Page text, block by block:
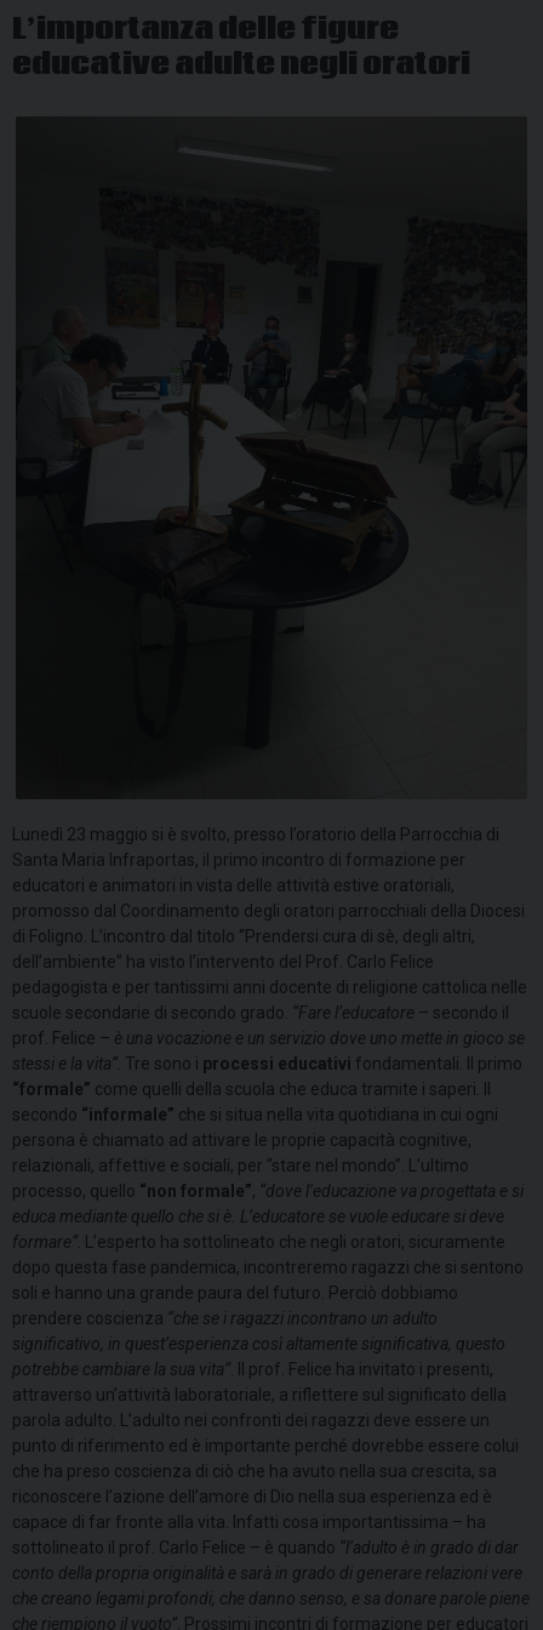
L’importanza delle figure
educative adulte negli oratori
Lunedì 23 maggio si è svolto, presso l’oratorio della Parrocchia di
Santa Maria Infraportas, il primo incontro di formazione per
educatori e animatori in vista delle attività estive oratoriali,
promosso dal Coordinamento degli oratori parrocchiali della Diocesi
di Foligno. L’incontro dal titolo “Prendersi cura di sè, degli altri,
dell’ambiente” ha visto l’intervento del Prof. Carlo Felice
pedagogista e per tantissimi anni docente di religione cattolica nelle
scuole secondarie di secondo grado. “Fare l’educatore – secondo il
prof. Felice – è una vocazione e un servizio dove uno mette in gioco se
stessi e la vita” . Tre sono i processi educativi fondamentali. Il primo
“formale” come quelli della scuola che educa tramite i saperi. Il
secondo “informale” che si situa nella vita quotidiana in cui ogni
persona è chiamato ad attivare le proprie capacità cognitive,
relazionali, affettive e sociali, per “stare nel mondo”. L’ultimo
processo, quello “non formale”, “dove l’educazione va progettata e si
educa mediante quello che si è. L’educatore se vuole educare si deve
formare” . L’esperto ha sottolineato che negli oratori, sicuramente
dopo questa fase pandemica, incontreremo ragazzi che si sentono
soli e hanno una grande paura del futuro. Perciò dobbiamo
prendere coscienza “che se i ragazzi incontrano un adulto
significativo, in quest’esperienza così altamente significativa, questo
potrebbe cambiare la sua vita” . Il prof. Felice ha invitato i presenti,
attraverso un’attività laboratoriale, a riflettere sul significato della
parola adulto. L’adulto nei confronti dei ragazzi deve essere un
punto di riferimento ed è importante perché dovrebbe essere colui
che ha preso coscienza di ciò che ha avuto nella sua crescita, sa
riconoscere l’azione dell’amore di Dio nella sua esperienza ed è
capace di far fronte alla vita. Infatti cosa importantissima – ha
sottolineato il prof. Carlo Felice – è quando “l’adulto è in grado di dar
conto della propria originalità e sarà in grado di generare relazioni vere
che creano legami profondi, che danno senso, e sa donare parole piene
che riempiono il vuoto” . Prossimi incontri di formazione per educatori